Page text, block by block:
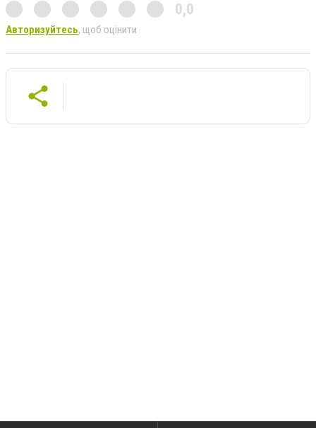
0,0
Авторизуйтесь, щоб оцінити